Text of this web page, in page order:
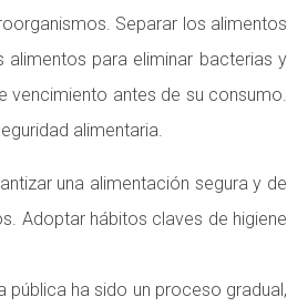
Separar los alimentos
para eliminar bacterias y
vencimiento antes de su consumo.
alimentaria.
una alimentación segura y de
Adoptar hábitos claves de higiene
ha sido un proceso gradual,